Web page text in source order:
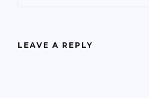
LEAVE A REPLY